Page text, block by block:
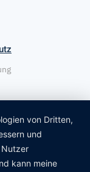
von Dritten,
und
kann meine